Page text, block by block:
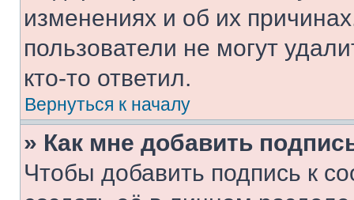
изменениях и об их
пользователи не могут
кто-то ответил.
Вернуться к началу
» Как мне добавить
Чтобы добавить подпись к